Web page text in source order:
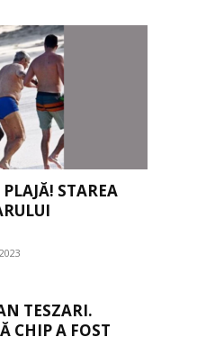
STAREA
TESZARI.
CHIP A FOST